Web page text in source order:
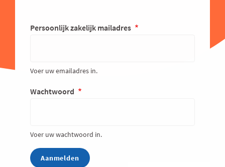
Persoonlijk zakelijk mailadres
Voer uw emailadres in.
Wachtwoord
Voer uw wachtwoord in.